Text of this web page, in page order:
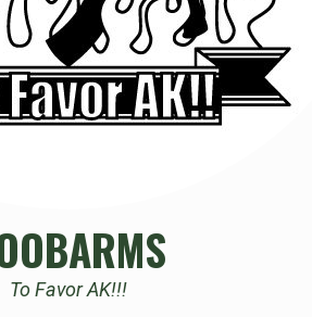
To Favor AK!!!